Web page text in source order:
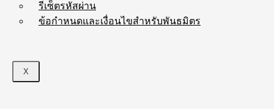
รีเซ็ตรหัสผ่าน
ข้อกำหนดและเงื่อนไขสำหรับพันธมิตร
X